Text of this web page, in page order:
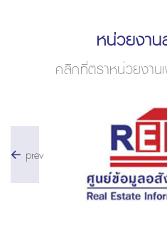
หน่วยงา
คลิกที่ตราหน่วยงาน
prev